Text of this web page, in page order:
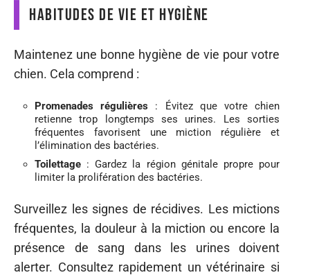
Habitudes de vie et hygiène
Maintenez une bonne hygiène de vie pour votre
chien. Cela comprend :
Promenades régulières : Évitez que votre chien
retienne trop longtemps ses urines. Les sorties
fréquentes favorisent une miction régulière et
l’élimination des bactéries.
Toilettage : Gardez la région génitale propre pour
limiter la prolifération des bactéries.
Surveillez les signes de récidives. Les mictions
fréquentes, la douleur à la miction ou encore la
présence de sang dans les urines doivent
alerter. Consultez rapidement un vétérinaire si